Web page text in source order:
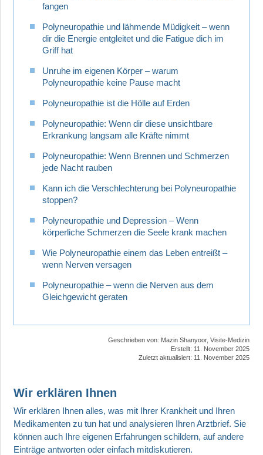
fangen
Polyneuropathie und lähmende Müdigkeit – wenn
dir die Energie entgleitet und die Fatigue dich im
Griff hat
Unruhe im eigenen Körper – warum
Polyneuropathie keine Pause macht
Polyneuropathie ist die Hölle auf Erden
Polyneuropathie: Wenn dir diese unsichtbare
Erkrankung langsam alle Kräfte nimmt
Polyneuropathie: Wenn Brennen und Schmerzen
jede Nacht rauben
Kann ich die Verschlechterung bei Polyneuropathie
stoppen?
Polyneuropathie und Depression – Wenn
körperliche Schmerzen die Seele krank machen
Wie Polyneuropathie einem das Leben entreißt –
wenn Nerven versagen
Polyneuropathie – wenn die Nerven aus dem
Gleichgewicht geraten
Geschrieben von: Mazin Shanyoor, Visite-Medizin
Erstellt: 11. November 2025
Zuletzt aktualisiert: 11. November 2025
Wir erklären Ihnen